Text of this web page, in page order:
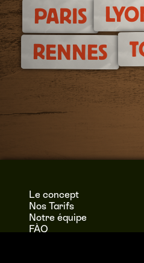
PARIS
RENNES
Le concept
Nos Tarifs
Notre équipe
FÀQ